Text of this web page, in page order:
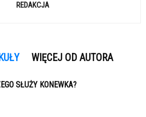
REDAKCJA
WIĘCEJ OD AUTORA
SŁUŻY KONEWKA?